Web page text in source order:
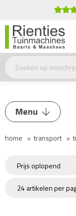
Menu
Tractor
Tractor
Accessoires /
home transport